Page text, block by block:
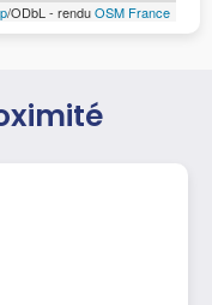
/ODbL - renduOSM France